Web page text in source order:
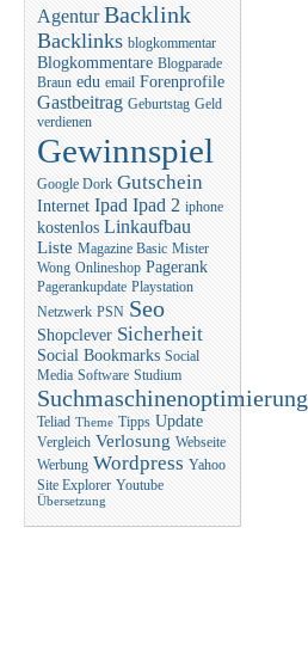
Agentur Backlink
Backlinks blogkommentar
Blogkommentare Blogparade
Braun edu email Forenprofile
Gastbeitrag Geburtstag Geld
verdienen
Gewinnspiel
Google Dork Gutschein
Internet Ipad Ipad 2 iphone
kostenlos Linkaufbau
Liste Magazine Basic Mister
Wong Onlineshop Pagerank
Pagerankupdate Playstation
Netzwerk PSN Seo
Shopclever Sicherheit
Social Bookmarks Social
Media Software Studium
Suchmaschinenoptimierung
Teliad Theme Tipps Update
Vergleich Verlosung Webseite
Werbung Wordpress Yahoo
Site Explorer Youtube
Übersetzung